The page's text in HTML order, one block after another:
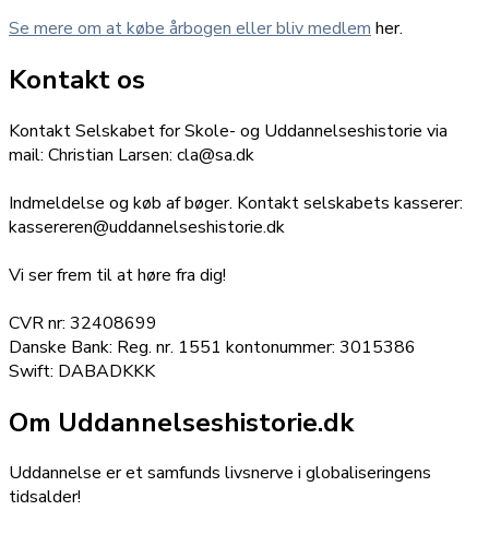
Se mere om at købe årbogen eller bliv medlem her.
Kontakt os
Kontakt Selskabet for Skole- og Uddannelseshistorie via
mail: Christian Larsen: cla@sa.dk
Indmeldelse og køb af bøger. Kontakt selskabets kasserer:
kassereren@uddannelseshistorie.dk
Vi ser frem til at høre fra dig!
CVR nr: 32408699
Danske Bank: Reg. nr. 1551 kontonummer: 3015386
Swift: DABADKKK
Om Uddannelseshistorie.dk
Uddannelse er et samfunds livsnerve i globaliseringens
tidsalder!